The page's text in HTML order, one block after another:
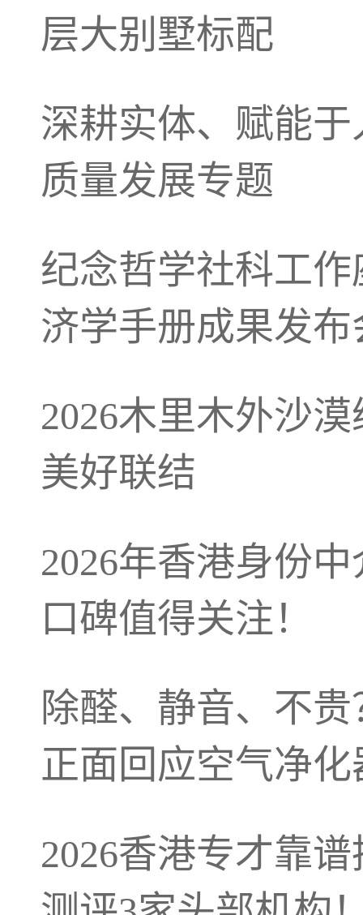
层大别墅标配
深耕实体、赋能
质量发展专题
纪念哲学社科工
济学手册成果发
2026木里木外沙
美好联结
2026年香港身份
口碑值得关注！
除醛、静音、不
正面回应空气净
2026香港专才靠